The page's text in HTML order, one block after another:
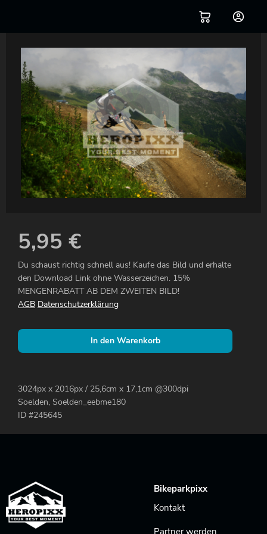
5,95 €
Du schaust richtig schnell aus! Kaufe das Bild und erhalte
den Download Link ohne Wasserzeichen. 15%
MENGENRABATT AB DEM ZWEITEN BILD!
AGB Datenschutzerklärung
In den Warenkorb
3024px x 2016px / 25,6cm x 17,1cm @300dpi
Soelden, Soelden_eebme180
ID #245645
Bikeparkpixx
Kontakt
Partner werden